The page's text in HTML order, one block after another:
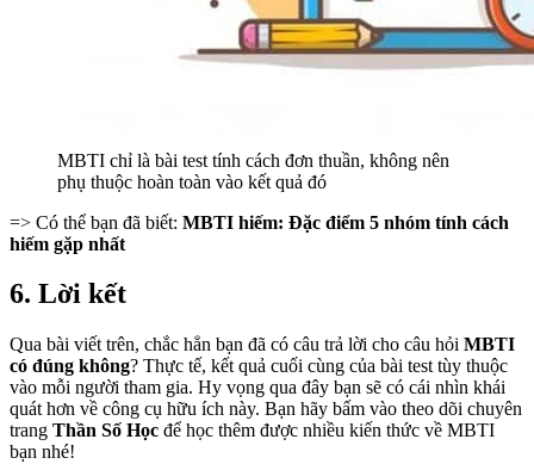
MBTI chỉ là bài test tính cách đơn thuần, không nên
phụ thuộc hoàn toàn vào kết quả đó
=> Có thể bạn đã biết: MBTI hiếm: Đặc điểm 5 nhóm tính cách
hiếm gặp nhất
6. Lời kết
Qua bài viết trên, chắc hẳn bạn đã có câu trả lời cho câu hỏi MBTI
có đúng không? Thực tế, kết quả cuối cùng của bài test tùy thuộc
vào mỗi người tham gia. Hy vọng qua đây bạn sẽ có cái nhìn khái
quát hơn về công cụ hữu ích này. Bạn hãy bấm vào theo dõi chuyên
trang Thần Số Học để học thêm được nhiều kiến thức về MBTI
bạn nhé!